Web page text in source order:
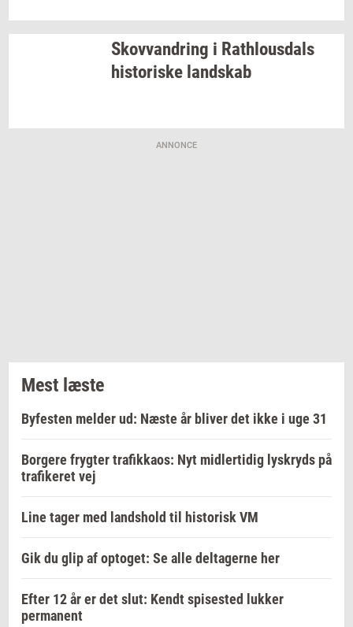
Sko­vvan­dring i Rat­hlous­dals
hi­sto­ri­ske land­skab
ANNONCE
Mest læste
Byfesten melder ud: Næste år bliver det ikke i uge 31
Borgere frygter trafikkaos: Nyt midlertidig lyskryds på
trafikeret vej
Line tager med landshold til historisk VM
Gik du glip af optoget: Se alle deltagerne her
Efter 12 år er det slut: Kendt spisested lukker
permanent